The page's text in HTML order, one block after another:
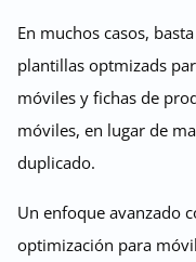
En muchos casos,
plantillas optmizads
móviles y fichas de
móviles, en lugar de
duplicado.
Un enfoque avanzado
optimización para